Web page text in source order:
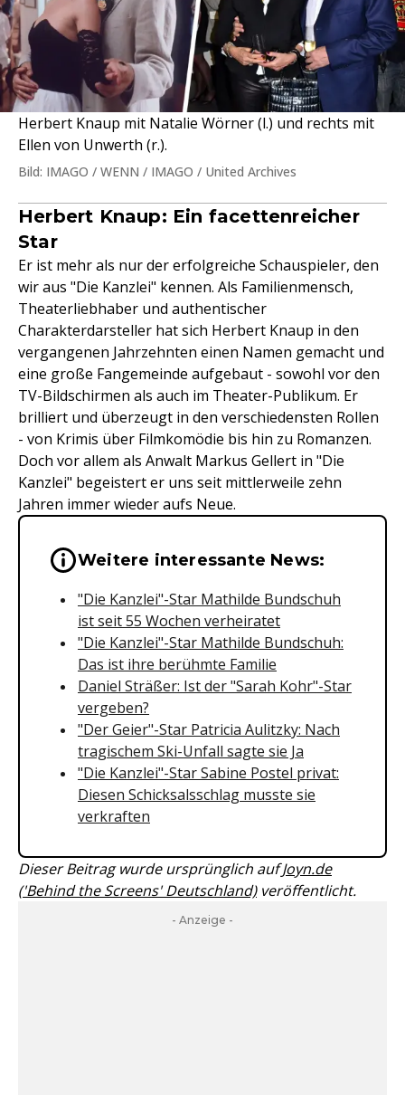
Herbert Knaup mit Natalie Wörner (l.) und rechts mit
Ellen von Unwerth (r.).
Bild: IMAGO / WENN / IMAGO / United Archives
Herbert Knaup: Ein facettenreicher
Star
Er ist mehr als nur der erfolgreiche Schauspieler, den
wir aus "Die Kanzlei" kennen. Als Familienmensch,
Theaterliebhaber und authentischer
Charakterdarsteller hat sich Herbert Knaup in den
vergangenen Jahrzehnten einen Namen gemacht und
eine große Fangemeinde aufgebaut - sowohl vor den
TV-Bildschirmen als auch im Theater-Publikum. Er
brilliert und überzeugt in den verschiedensten Rollen
- von Krimis über Filmkomödie bis hin zu Romanzen.
Doch vor allem als Anwalt Markus Gellert in "Die
Kanzlei" begeistert er uns seit mittlerweile zehn
Jahren immer wieder aufs Neue.
Wichtige Hinweise &
Weitere interessante News:
"Die Kanzlei"-Star Mathilde Bundschuh
ist seit 55 Wochen verheiratet
"Die Kanzlei"-Star Mathilde Bundschuh:
Das ist ihre berühmte Familie
Daniel Sträßer: Ist der "Sarah Kohr"-Star
vergeben?
"Der Geier"-Star Patricia Aulitzky: Nach
tragischem Ski-Unfall sagte sie Ja
"Die Kanzlei"-Star Sabine Postel privat:
Diesen Schicksalsschlag musste sie
verkraften
Dieser Beitrag wurde ursprünglich aufJoyn.de
('Behind the Screens' Deutschland)veröffentlicht.
- Anzeige -